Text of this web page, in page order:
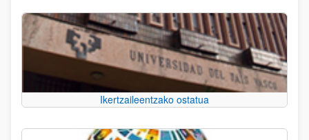
Ikertzaileentzako ostatua